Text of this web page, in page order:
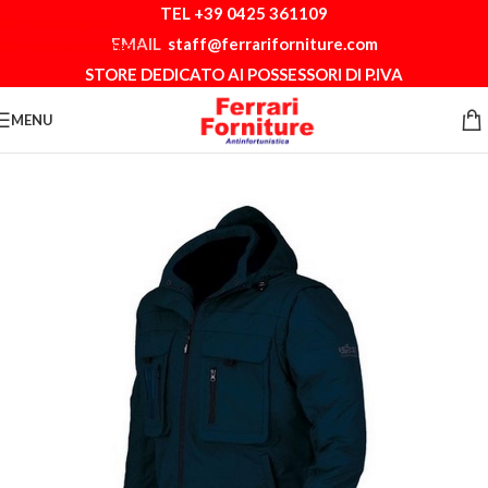
Skip to main content
TEL +39 0425 361109
EMAIL staff@ferrariforniture.com
STORE DEDICATO AI POSSESSORI DI P.IVA
MENU